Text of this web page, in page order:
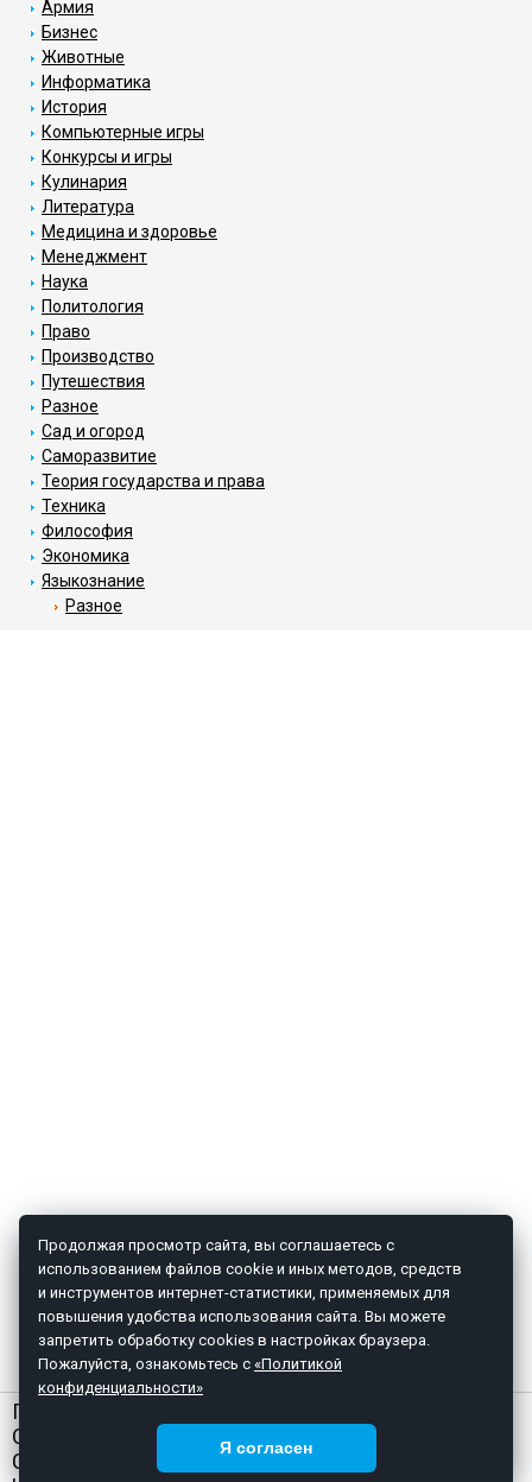
Армия
Бизнес
Животные
Информатика
История
Компьютерные игры
Конкурсы и игры
Кулинария
Литература
Медицина и здоровье
Менеджмент
Наука
Политология
Право
Производство
Путешествия
Разное
Сад и огород
Саморазвитие
Теория государства и права
Техника
Философия
Экономика
Языкознание
Разное
ГЛАВНАЯ
О НАС
СТАТЬИ
Продолжая просмотр сайта, вы соглашаетесь с
использованием файлов cookie и иных методов, средств
и инструментов интернет-статистики, применяемых для
повышения удобства использования сайта. Вы можете
запретить обработку cookies в настройках браузера.
Пожалуйста, ознакомьтесь с «Политикой
конфиденциальности»
Я согласен